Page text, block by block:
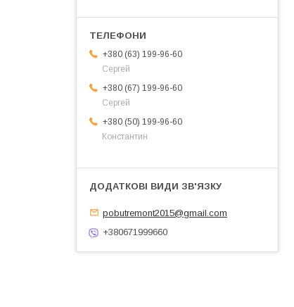
+380 (63) 199-96-60
Сергей
+380 (67) 199-96-60
Сергей
+380 (50) 199-96-60
Константин
pobutremont2015@gmail.com
+380671999660